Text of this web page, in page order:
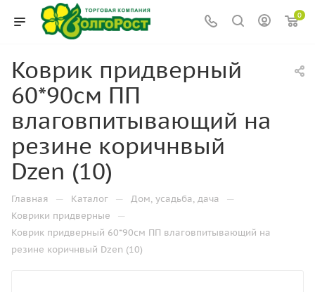
0
Коврик придверный
60*90см ПП
влаговпитывающий на
резине коричнвый
Dzen (10)
Главная — Каталог — Дом, усадьба, дача —
Коврики придверные —
Коврик придверный 60*90см ПП влаговпитывающий на
резине коричнвый Dzen (10)